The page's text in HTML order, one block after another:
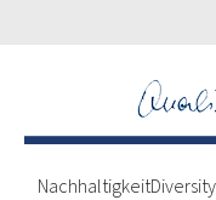
Nachhaltigkeit